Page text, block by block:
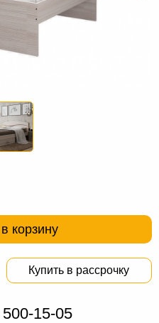
корзину
Купить в рассрочку
15-05